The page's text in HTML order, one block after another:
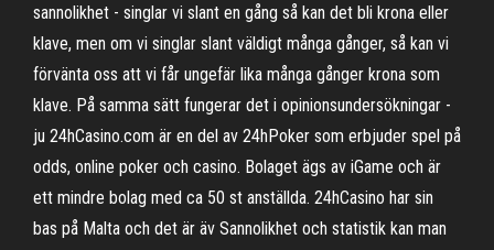
sannolikhet - singlar vi slant en gång så kan det bli krona eller
klave, men om vi singlar slant väldigt många gånger, så kan vi
förvänta oss att vi får ungefär lika många gånger krona som
klave. På samma sätt fungerar det i opinionsundersökningar -
ju 24hCasino.com är en del av 24hPoker som erbjuder spel på
odds, online poker och casino. Bolaget ägs av iGame och är
ett mindre bolag med ca 50 st anställda. 24hCasino har sin
bas på Malta och det är äv Sannolikhet och statistik kan man